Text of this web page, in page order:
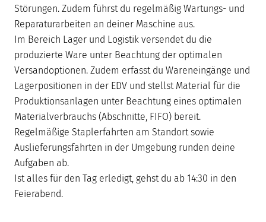
Störungen. Zudem führst du regelmäßig Wartungs- und
Reparaturarbeiten an deiner Maschine aus.
Im Bereich Lager und Logistik versendet du die
produzierte Ware unter Beachtung der optimalen
Versandoptionen. Zudem erfasst du Wareneingänge und
Lagerpositionen in der EDV und stellst Material für die
Produktionsanlagen unter Beachtung eines optimalen
Materialverbrauchs (Abschnitte, FIFO) bereit.
Regelmäßige Staplerfahrten am Standort sowie
Auslieferungsfahrten in der Umgebung runden deine
Aufgaben ab.
Ist alles für den Tag erledigt, gehst du ab 14:30 in den
Feierabend.